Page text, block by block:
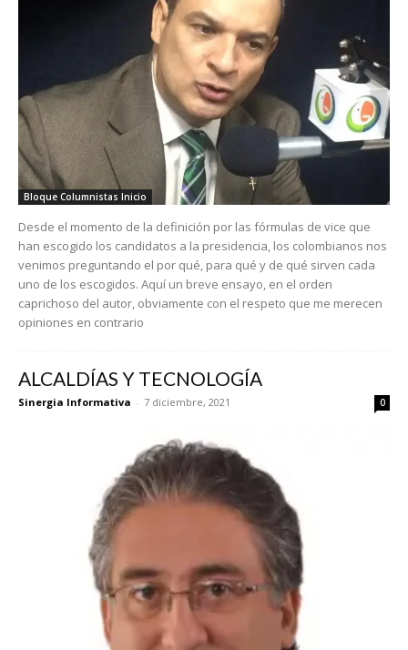
Bloque Columnistas Inicio
Desde el momento de la definición por las fórmulas de vice que
han escogido los candidatos a la presidencia, los colombianos nos
venimos preguntando el por qué, para qué y de qué sirven cada
uno de los escogidos. Aquí un breve ensayo, en el orden
caprichoso del autor, obviamente con el respeto que me merecen
opiniones en contrario
ALCALDÍAS Y TECNOLOGÍA
Sinergia Informativa - 7 diciembre, 2021 0